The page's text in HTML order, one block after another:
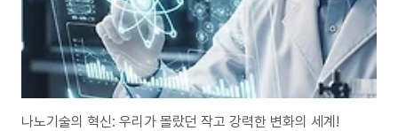
나노기술의 혁신: 우리가 몰랐던 작고 강력한 변화의 세계!